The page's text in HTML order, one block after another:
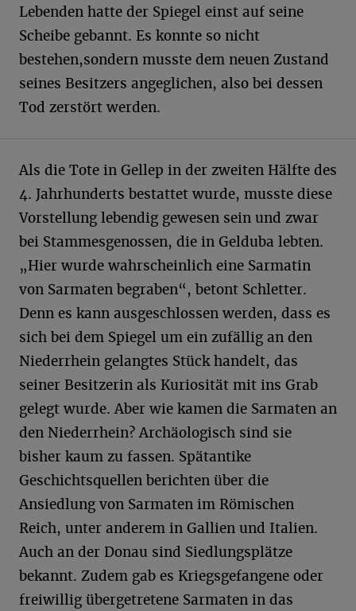
Lebenden hatte der Spiegel einst auf seine
Scheibe gebannt. Es konnte so nicht
bestehen,sondern musste dem neuen Zustand
seines Besitzers angeglichen, also bei dessen
Tod zerstört werden.
Als die Tote in Gellep in der zweiten Hälfte des
4. Jahrhunderts bestattet wurde, musste diese
Vorstellung lebendig gewesen sein und zwar
bei Stammesgenossen, die in Gelduba lebten.
„Hier wurde wahrscheinlich eine Sarmatin
von Sarmaten begraben“, betont Schletter.
Denn es kann ausgeschlossen werden, dass es
sich bei dem Spiegel um ein zufällig an den
Niederrhein gelangtes Stück handelt, das
seiner Besitzerin als Kuriosität mit ins Grab
gelegt wurde. Aber wie kamen die Sarmaten an
den Niederrhein? Archäologisch sind sie
bisher kaum zu fassen. Spätantike
Geschichtsquellen berichten über die
Ansiedlung von Sarmaten im Römischen
Reich, unter anderem in Gallien und Italien.
Auch an der Donau sind Siedlungsplätze
bekannt. Zudem gab es Kriegsgefangene oder
freiwillig übergetretene Sarmaten in das